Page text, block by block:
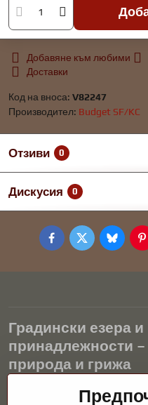
Добавяне към любими
Доставки
Код на вноса: V82247
Производител: Budget SF/KC
Отзиви 0
Дискусия 0
FacebookTwitterBluesky
Градински езера и
принадлежности
природа и грижа
Градинските езера са